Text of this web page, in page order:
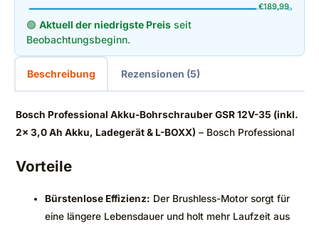
€189,99
🟢 Aktuell der niedrigste Preis seit
Beobachtungsbeginn.
Beschreibung Rezensionen (5)
Bosch Professional Akku-Bohrschrauber GSR 12V-35 (inkl.
2x 3,0 Ah Akku, Ladegerät & L-BOXX) – Bosch Professional
Vorteile
Bürstenlose Effizienz: Der Brushless-Motor sorgt für
eine längere Lebensdauer und holt mehr Laufzeit aus